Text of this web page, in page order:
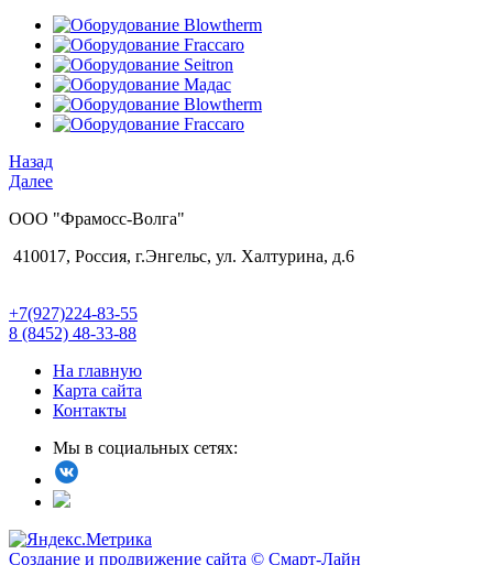
Назад
Далее
ООО "Фрамосс-Волга"
410017, Россия, г.Энгельс, ул. Халтурина, д.6
+7(927)224-83-55
8 (8452) 48-33-88
На главную
Карта сайта
Контакты
Мы в социальных сетях:
Создание и продвижение сайта © Смарт-Лайн